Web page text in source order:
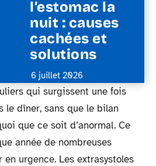
l’estomac la
nuit : causes
cachées et
solutions
6 juillet 2026
qui surgissent une fois
le dîner, sans que le bilan
que ce soit d’anormal. Ce
année de nombreuses
en urgence. Les extrasystoles